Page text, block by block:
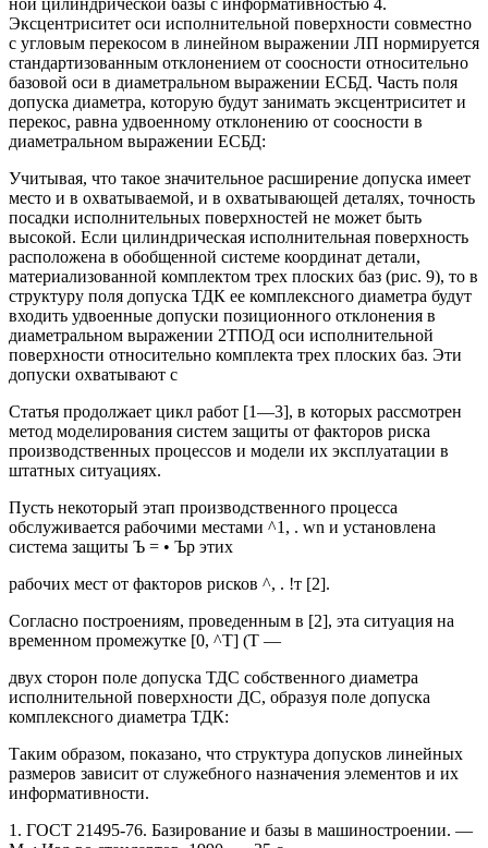
Эксцентриситет оси исполнительной поверхности совместно
с угловым перекосом в линейном выражении ЛП нормируется
стандартизованным отклонением от соосности относительно
базовой оси в диаметральном выражении ЕСБД. Часть поля
допуска диаметра, которую будут занимать эксцентриситет и
перекос, равна удвоенному отклонению от соосности в
диаметральном выражении ЕСБД:
Учитывая, что такое значительное расширение допуска имеет
место и в охватываемой, и в охватывающей деталях, точность
посадки исполнительных поверхностей не может быть
высокой. Если цилиндрическая исполнительная поверхность
расположена в обобщенной системе координат детали,
материализованной комплектом трех плоских баз (рис. 9), то в
структуру поля допуска ТДК ее комплексного диаметра будут
входить удвоенные допуски позиционного отклонения в
диаметральном выражении 2ТПОД оси исполнительной
поверхности относительно комплекта трех плоских баз. Эти
допуски охватывают с
Статья продолжает цикл работ [1—3], в которых рассмотрен
метод моделирования систем защиты от факторов риска
производственных процессов и модели их эксплуатации в
штатных ситуациях.
Пусть некоторый этап производственного процесса
обслуживается рабочими местами ^1, . wn и установлена
система защиты Ъ = • Ър этих
рабочих мест от факторов рисков ^, . !т [2].
Согласно построениям, проведенным в [2], эта ситуация на
временном промежутке [0, ^Т] (Т —
двух сторон поле допуска ТДС собственного диаметра
исполнительной поверхности ДС, образуя поле допуска
комплексного диаметра ТДК:
Таким образом, показано, что структура допусков линейных
размеров зависит от служебного назначения элементов и их
информативности.
1. ГОСТ 21495-76. Базирование и базы в машиностроении. —